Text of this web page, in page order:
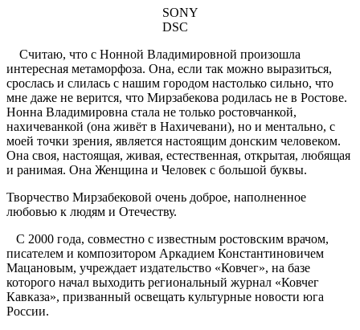
SONY
DSC
Считаю, что с Нонной Владимировной произошла
интересная метаморфоза. Она, если так можно выразиться,
срослась и слилась с нашим городом настолько сильно, что
мне даже не верится, что Мирзабекова родилась не в Ростове.
Нонна Владимировна стала не только ростовчанкой,
нахичеванкой (она живёт в Нахичевани), но и ментально, с
моей точки зрения, является настоящим донским человеком.
Она своя, настоящая, живая, естественная, открытая, любящая
и ранимая. Она Женщина и Человек с большой буквы.
Творчество Мирзабековой очень доброе, наполненное
любовью к людям и Отечеству.
С 2000 года, совместно с известным ростовским врачом,
писателем и композитором Аркадием Константиновичем
Мацановым, учреждает издательство «Ковчег», на базе
которого начал выходить региональный журнал «Ковчег
Кавказа», призванный освещать культурные новости юга
России.